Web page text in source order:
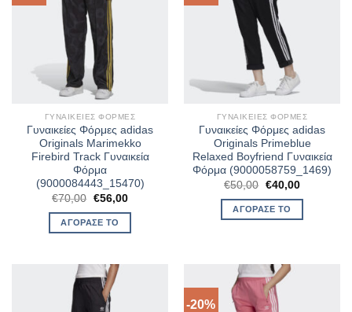
ΓΥΝΑΙΚΕΊΕΣ ΦΌΡΜΕΣ
Γυναικείες Φόρμες adidas
Originals Marimekko
Firebird Track Γυναικεία
Φόρμα
(9000084443_15470)
€70,00 Original
was:
€70,00.
€56,00Η
ΑΓΌΡΑΣΈ ΤΟ
ΓΥΝΑΙΚΕΊΕΣ ΦΌΡΜΕΣ
Γυναικείες Φόρμες adidas
Originals Primeblue
Relaxed Boyfriend Γυναικεία
Φόρμα (9000058759_1469)
€50,00 Original
was:
€50,00.
€40,00Η
ΑΓΌΡΑΣΈ ΤΟ
-20%